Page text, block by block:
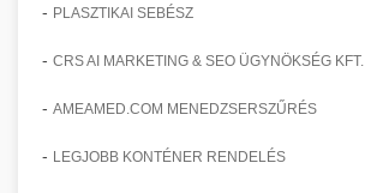
- PLASZTIKAI SEBÉSZ
- CRS AI MARKETING & SEO ÜGYNÖKSÉG KFT.
- AMEAMED.COM MENEDZSERSZŰRÉS
- LEGJOBB KONTÉNER RENDELÉS